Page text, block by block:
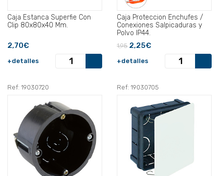
Caja Estanca Superfie Con
Clip 80x80x40 Mm.
2,70€
+detalles
Caja Proteccion Enchufes /
Conexiones Salpicaduras y
Polvo IP44.
1,95 2,25€
+detalles
Ref: 19030720 Ref: 19030705